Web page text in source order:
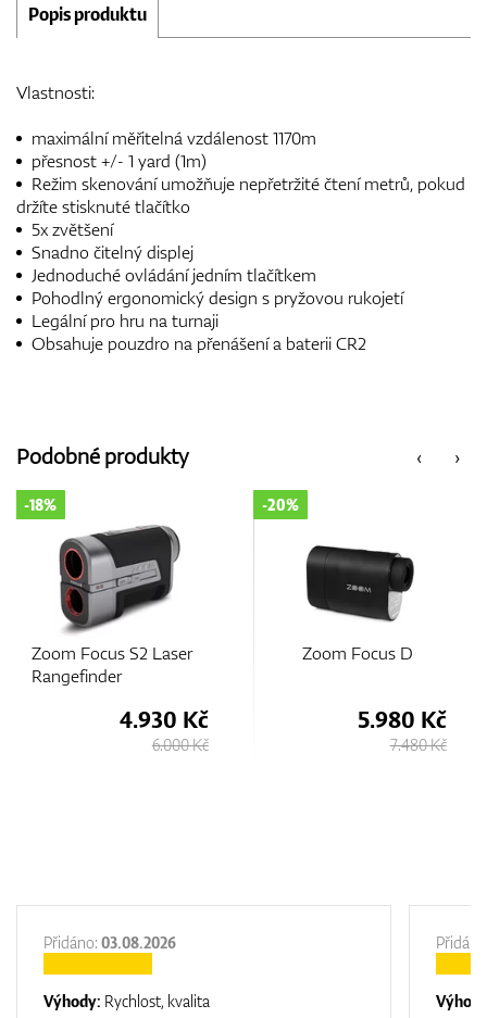
Popis produktu
Vlastnosti:
maximální měřitelná vzdálenost 1170m
přesnost +/- 1 yard (1m)
Režim skenování umožňuje nepřetržité čtení metrů, pokud
držíte stisknuté tlačítko
5x zvětšení
Snadno čitelný displej
Jednoduché ovládání jedním tlačítkem
Pohodlný ergonomický design s pryžovou rukojetí
Legální pro hru na turnaji
Obsahuje pouzdro na přenášení a baterii CR2
‹
Podobné produkty ›
Zoom Focus D
-20%
5.980 Kč
7.480 Kč
Tasco T2G Range
-25%
4.700 Kč
6.250 Kč
Přidáno: 03.08.2026
Výhody: Rychlost, kvalita